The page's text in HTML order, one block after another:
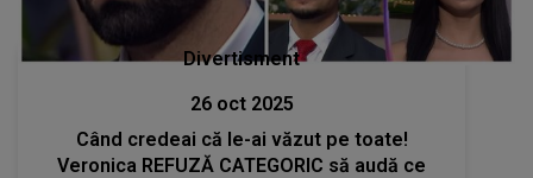
Divertisment
26 oct 2025
Când credeai că le-ai văzut pe toate!
Veronica REFUZĂ CATEGORIC să audă ce